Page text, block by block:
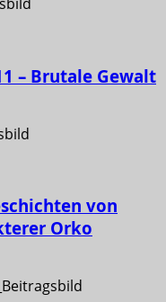
– Brutale Gewalt
von
Orko